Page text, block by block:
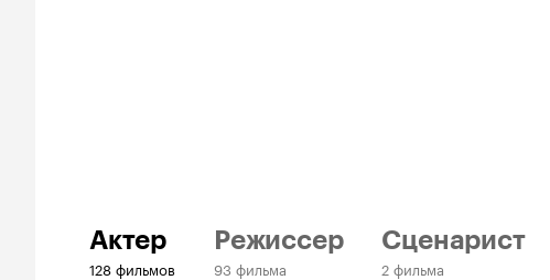
Актер
128 фильмов
Режиссер
93 фильма
Сценарист
2 фильма